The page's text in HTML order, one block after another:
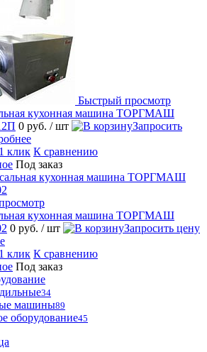
Быстрый просмотр
кухонная машина ТОРГМАШ
0 руб. / шт
Запросить
клик К сравнению
Под заказ
кухонная машина ТОРГМАШ
0 руб. / шт
Запросить цену
клик К сравнению
Под заказ
34
машины89
оборудование45